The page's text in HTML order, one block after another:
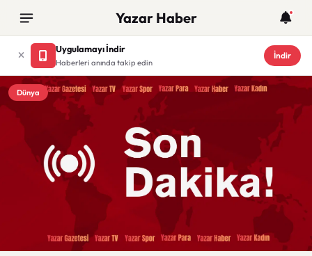
Yazar Haber
Uygulamayı İndir
Haberleri anında takip edin
İndir
Dünya